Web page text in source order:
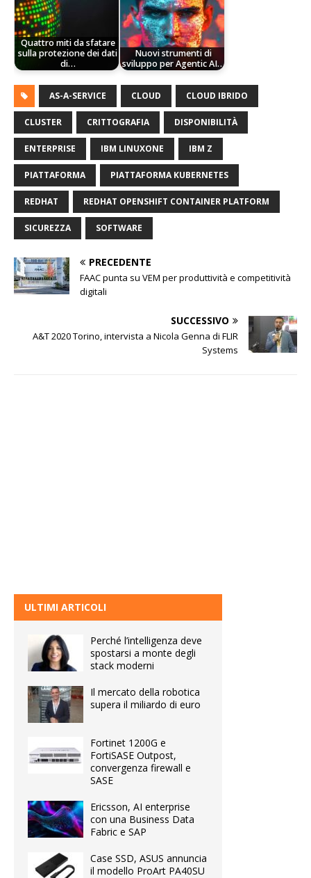
Quattro miti da sfatare
sulla protezione dei dati
di…
Nuovi strumenti di
sviluppo per Agentic AI…
AS-A-SERVICE CLOUD CLOUD IBRIDO
CLUSTER CRITTOGRAFIA DISPONIBILITÀ
ENTERPRISE IBM LINUXONE IBM Z
PIATTAFORMA PIATTAFORMA KUBERNETES
REDHAT REDHAT OPENSHIFT CONTAINER PLATFORM
SICUREZZA SOFTWARE
PRECEDENTE
FAAC punta su VEM per produttività e competitività
digitali
SUCCESSIVO
A&T 2020 Torino, intervista a Nicola Genna di FLIR
Systems
ULTIMI ARTICOLI
Perché l’intelligenza deve
spostarsi a monte degli
stack moderni
Il mercato della robotica
supera il miliardo di euro
Fortinet 1200G e
FortiSASE Outpost,
convergenza firewall e
SASE
Ericsson, AI enterprise
con una Business Data
Fabric e SAP
Case SSD, ASUS annuncia
il modello ProArt PA40SU